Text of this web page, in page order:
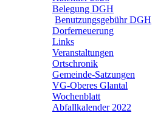
Belegung DGH
Benutzungsgebühr DGH
Dorferneuerung
Links
Veranstaltungen
Ortschronik
Gemeinde-Satzungen
VG-Oberes Glantal
Wochenblatt
Abfallkalender 2022